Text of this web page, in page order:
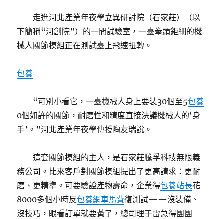
走進河北產業年夜學立異研討院（石家莊）（以
下簡稱“河創院”）的一間試驗室，一臺拳頭鉅細的機
械人關節模組正在測試臺上飛速扭轉。
包養
“可別小看它，一臺機械人身上要裝30個至5包養
0個如許的關節，耐磨性和精度直接決議機械人的‘身
手’。”河北產業年夜學傳授陶友瑞說。
這套關節模組的主人，是石家莊騰孚科技無限義
務公司。比來客戶對關節模組提出了更高請求：更耐
磨、更精準。可要驗證產物壽命，企業得包養站長花
8000多個小時反包養網車馬費復測試——沒裝備、
沒技巧，眼看訂單就要黃了，總司理于雷急得團團